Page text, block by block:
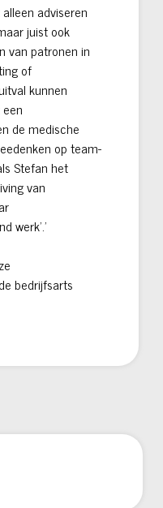
adviseren
juist ook
van patronen in
of
kunnen
de medische
op team-
Stefan het
van
werk’.’
bedrijfsarts